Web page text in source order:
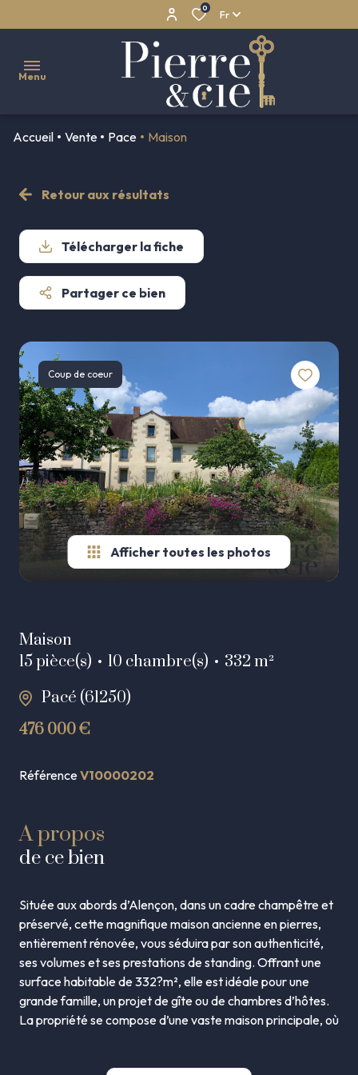
0 Fr
Menu
Maisons
Appartements
Propriétés
Maisons
village
Autres
biens
NOS
LOCATIONS
NOS
BIENS
VENDUS
NOTRE
AGENCE
ESTIMATION
ALERTE
E-MAIL
CONTACT
Accueil Vente Pace Maison
Retour aux résultats
Télécharger la fiche
Partager ce bien
Coup de coeur
Afficher toutes les photos
Maison
15 pièce(s)
10 chambre(s)
332 m²
Pacé (61250)
476 000 €
RéférenceV10000202
A propos
de ce bien
Située aux abords d’Alençon, dans un cadre champêtre et
préservé, cette magnifique maison ancienne en pierres,
entièrement rénovée, vous séduira par son authenticité,
ses volumes et ses prestations de standing. Offrant une
surface habitable de 332?m², elle est idéale pour une
grande famille, un projet de gîte ou de chambres d’hôtes.
La propriété se compose d’une vaste maison principale, où